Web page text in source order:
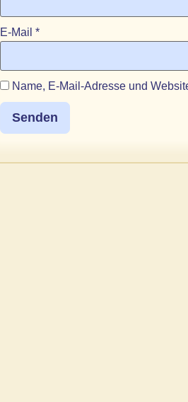
E-Mail *
Name, E-Mail-Adresse und